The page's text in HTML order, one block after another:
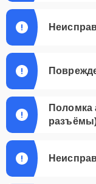
Поломка